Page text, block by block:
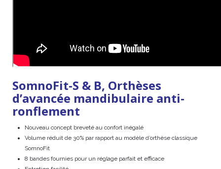
SomnoFit-S & B, Orthèses
d’avancée mandibulaire anti-
ronflement
Nouveau concept breveté au confort inégalé
Volume réduit de 30% par rapport au modèle d’orthèse classique
SomnoFit
8 bandes fournies pour un réglage parfait et efficace